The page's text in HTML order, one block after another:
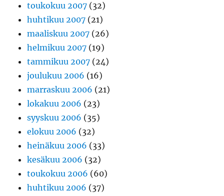
toukokuu 2007 (32)
huhtikuu 2007 (21)
maaliskuu 2007 (26)
helmikuu 2007 (19)
tammikuu 2007 (24)
joulukuu 2006 (16)
marraskuu 2006 (21)
lokakuu 2006 (23)
syyskuu 2006 (35)
elokuu 2006 (32)
heinäkuu 2006 (33)
kesäkuu 2006 (32)
toukokuu 2006 (60)
huhtikuu 2006 (37)